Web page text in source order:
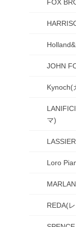
FOX
JOHN
Kynoch(
マ)
Loro
REDA(